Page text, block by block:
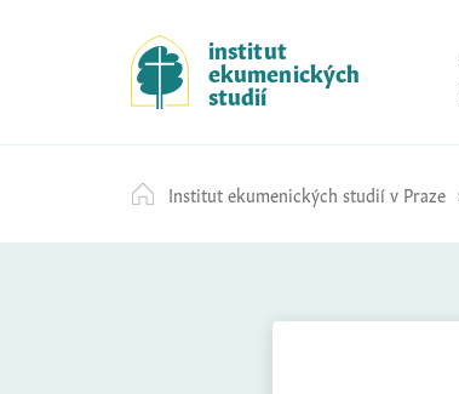
k
i
p
t
c
o
institut
ekumenických
studií
Institut ekumenických studií v Praze